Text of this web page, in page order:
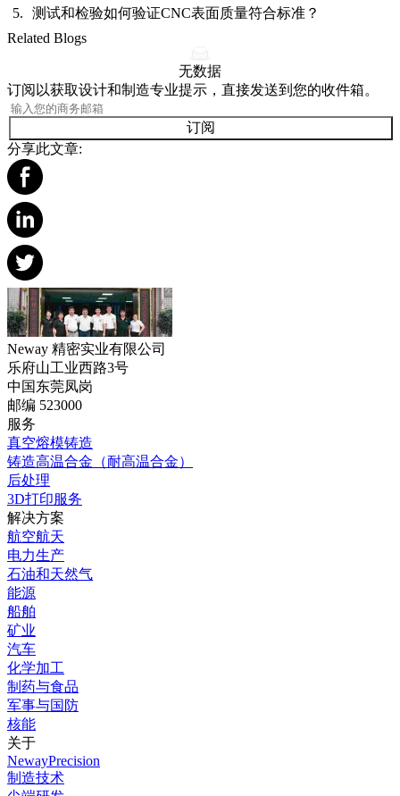
测试和检验如何验证CNC表面质量符合标准？
Related Blogs
无数据
订阅以获取设计和制造专业提示，直接发送到您的收件箱。
订阅
分享此文章:
Neway 精密实业有限公司
乐府山工业西路3号
中国东莞凤岗
邮编 523000
服务
真空熔模铸造
铸造高温合金（耐高温合金）
后处理
3D打印服务
解决方案
航空航天
电力生产
石油和天然气
能源
船舶
矿业
汽车
化学加工
制药与食品
军事与国防
核能
关于
NewayPrecision
制造技术